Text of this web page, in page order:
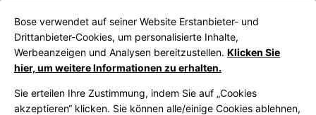
Bose App
Bose Connect
App
Bose verwendet auf seiner Website Erstanbieter- und
Drittanbieter-Cookies, um personalisierte Inhalte,
Werbeanzeigen und Analysen bereitzustellen. Klicken Sie
hier, um weitere Informationen zu erhalten.
Sie erteilen Ihre Zustimmung, indem Sie auf „Cookies
akzeptieren“ klicken. Sie können alle/einige Cookies ablehnen,